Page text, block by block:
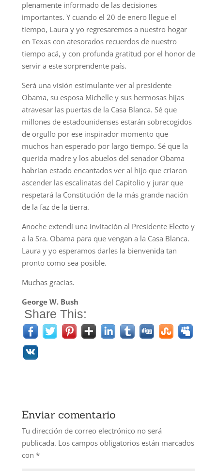
plenamente informado de las decisiones
importantes. Y cuando el 20 de enero llegue el
tiempo, Laura y yo regresaremos a nuestro hogar
en Texas con atesorados recuerdos de nuestro
tiempo acá, y con profunda gratitud por el honor de
servir a este sorprendente país.
Será una visión estimulante ver al presidente
Obama, su esposa Michelle y sus hermosas hijas
atravesar las puertas de la Casa Blanca. Sé que
millones de estadounidenses estarán sobrecogidos
de orgullo por ese inspirador momento que
muchos han esperado por largo tiempo. Sé que la
querida madre y los abuelos del senador Obama
habrían estado encantados ver al hijo que criaron
ascender las escalinatas del Capitolio y jurar que
respetará la Constitución de la más grande nación
de la faz de la tierra.
Anoche extendí una invitación al Presidente Electo y
a la Sra. Obama para que vengan a la Casa Blanca.
Laura y yo esperamos darles la bienvenida tan
pronto como sea posible.
Muchas gracias.
George W. Bush
Share This:
Enviar comentario
Tu dirección de correo electrónico no será
publicada. Los campos obligatorios están marcados
con *